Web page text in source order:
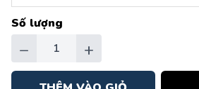
Số lượng
− +